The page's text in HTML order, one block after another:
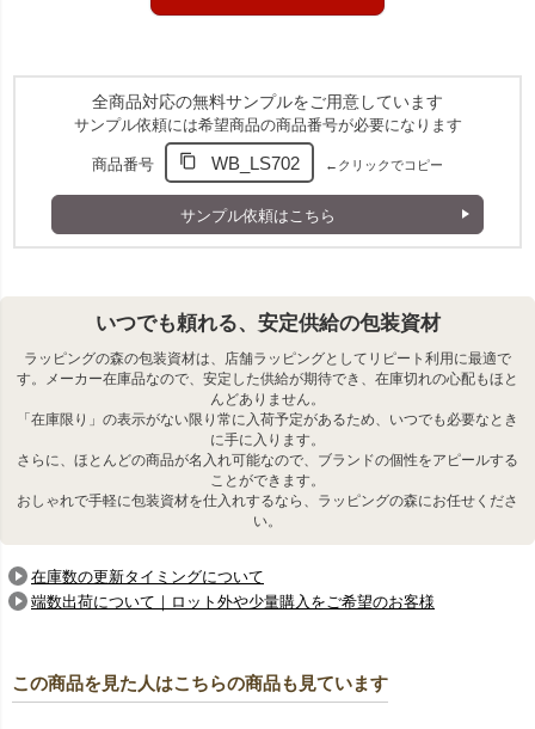
した巾着袋です。
オーガンジーの美しい風合いはそのままに、背面に不織布
を使用することでリーズナブルな価格を実現しました。
前面はオーガンジー生地
全商品対応の無料サンプルをご用意しています
サンプル依頼には希望商品の商品番号が必要になります
商品番号 WB_LS702 ←クリックでコピー
サンプル依頼はこちら
いつでも頼れる、安定供給の包装資材
ラッピングの森の包装資材は、店舗ラッピングとしてリピート利用に最適で
す。メーカー在庫品なので、安定した供給が期待でき、在庫切れの心配もほと
んどありません。
「在庫限り」の表示がない限り常に入荷予定があるため、いつでも必要なとき
に手に入ります。
さらに、ほとんどの商品が名入れ可能なので、ブランドの個性をアピールする
ことができます。
おしゃれで手軽に包装資材を仕入れするなら、ラッピングの森にお任せくださ
い。
在庫数の更新タイミングについて
端数出荷について｜ロット外や少量購入をご希望のお客様
この商品を見た人はこちらの商品も見ています